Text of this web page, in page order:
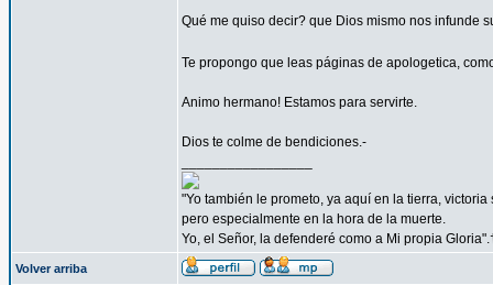
Qué me quiso decir? que Dios mismo nos infunde
Te propongo que leas páginas de apologetica,
Animo hermano! Estamos para servirte.
Dios te colme de bendiciones.-
"Yo también le prometo, ya aquí en la tierra,
pero especialmente en la hora de la muerte.
Yo, el Señor, la defenderé como a Mi propia
Volver arriba